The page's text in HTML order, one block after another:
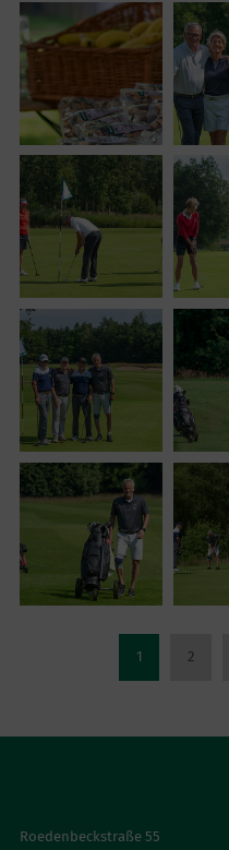
1 2
Roedenbeckstraße 55